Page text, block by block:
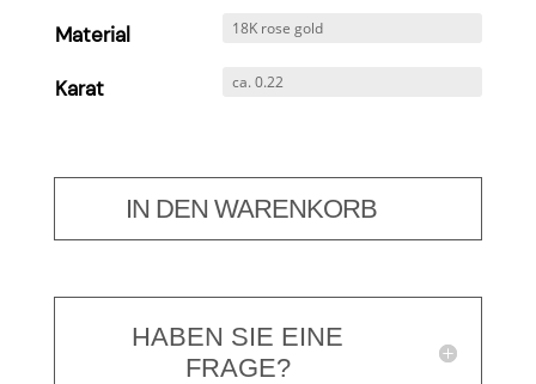
Material
Karat
IN DEN WARENKORB
HABEN SIE EINE
FRAGE?